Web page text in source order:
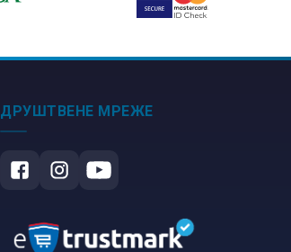
ДРУШТВЕНЕ МРЕЖЕ